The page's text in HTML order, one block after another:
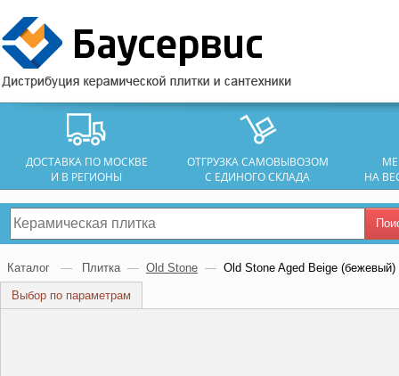
ДОСТАВКА ПО МОСКВЕ
И В РЕГИОНЫ
ОТГРУЗКА САМОВЫВОЗОМ
С ЕДИНОГО СКЛАДА
НА
Каталог — Плитка — Old Stone — Old Stone Aged Beige (бежевый)
Выбор по параметрам